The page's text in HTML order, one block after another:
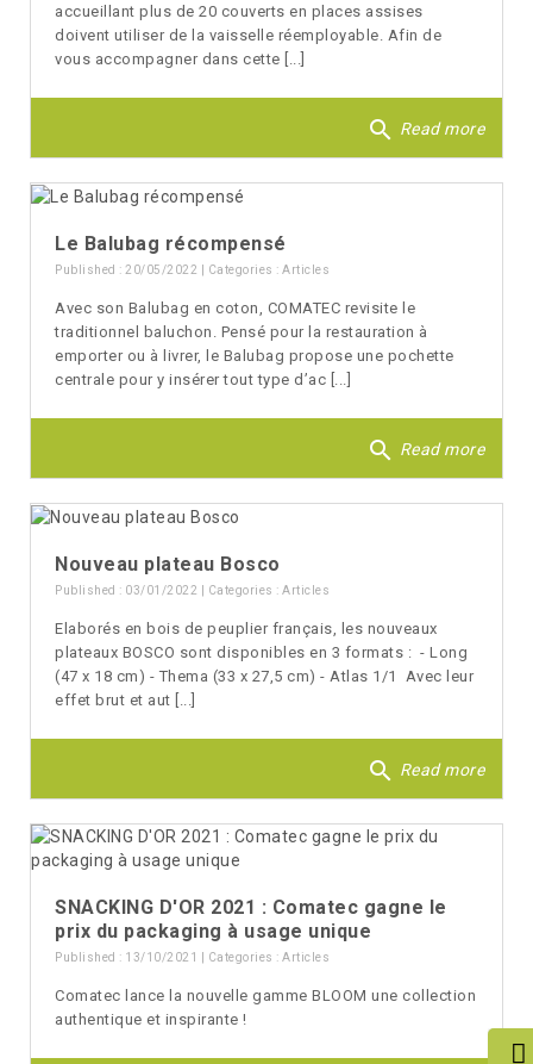
accueillant plus de 20 couverts en places assises
doivent utiliser de la vaisselle réemployable. Afin de
vous accompagner dans cette [...]
search Read more
Le Balubag récompensé
Published : 20/05/2022 | Categories : Articles
Avec son Balubag en coton, COMATEC revisite le
traditionnel baluchon. Pensé pour la restauration à
emporter ou à livrer, le Balubag propose une pochette
centrale pour y insérer tout type d’ac [...]
search Read more
Nouveau plateau Bosco
Published : 03/01/2022 | Categories : Articles
Elaborés en bois de peuplier français, les nouveaux
plateaux BOSCO sont disponibles en 3 formats : - Long
(47 x 18 cm) - Thema (33 x 27,5 cm) - Atlas 1/1 Avec leur
effet brut et aut [...]
search Read more
SNACKING D'OR 2021 : Comatec gagne le
prix du packaging à usage unique
Published : 13/10/2021 | Categories : Articles
Comatec lance la nouvelle gamme BLOOM une collection
authentique et inspirante !